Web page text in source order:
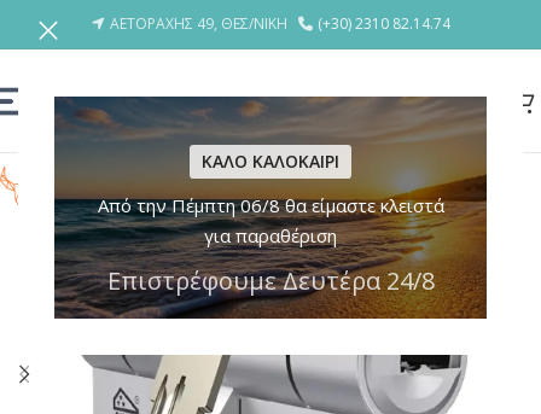
ΚΑΛΟ ΚΑΛΟΚΑΙΡΙ
Από την Πέμπτη 06/8 θα είμαστε κλειστά
για παραθέριση
Επιστρέφουμε Δευτέρα 24/8
ΑΕΤΟΡΑΧΗΣ 49, ΘΕΣ/ΝΙΚΗ (+30) 2310 82.14.74